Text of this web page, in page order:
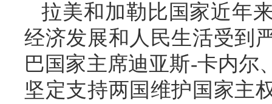
拉美和加勒比国家近年
经济发展和人民生活受到
巴国家主席迪亚斯-卡内尔
坚定支持两国维护国家主